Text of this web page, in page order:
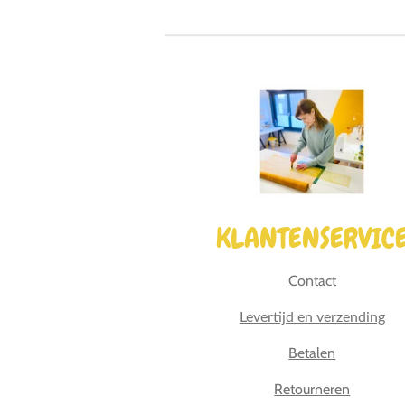
Contact
Levertijd en verzending
Betalen
Retourneren